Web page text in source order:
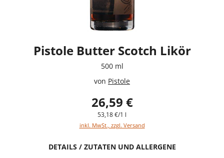
Pistole Butter Scotch Likör
500 ml
von Pistole
26,59 €
53,18 €/1 l
inkl. MwSt., zzgl. Versand
DETAILS / ZUTATEN UND ALLERGENE